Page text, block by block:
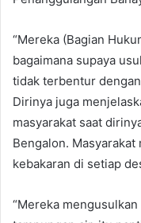
“Mereka (Bagian
bagaimana supaya
tidak terbentur
Dirinya juga
masyarakat saat
Bengalon.
kebakaran di setiap
“Mereka